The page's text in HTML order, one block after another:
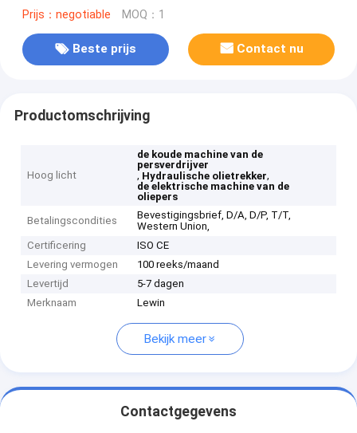
4kg/Partijcapaciteit
Prijs：negotiable MOQ：1
Beste prijs Contact nu
Productomschrijving
Hoog licht
de koude machine van de
persverdrijver
, Hydraulische olietrekker,
de elektrische machine van de
oliepers
Betalingscondities
Bevestigingsbrief, D/A, D/P, T/T,
Western Union,
Certificering
ISO CE
Levering vermogen
100 reeks/maand
Levertijd
5-7 dagen
Merknaam
Lewin
Bekijk meer
Contactgegevens